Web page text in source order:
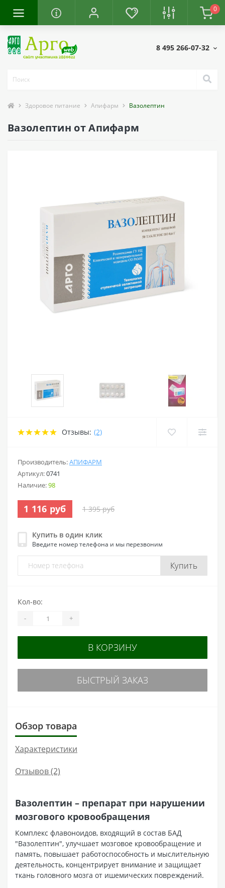
0
8 495 266-07-32
Здоровое питание Апифарм Вазолептин
Вазолептин от Апифарм
Отзывы: (2)
Производитель:АПИФАРМ
Артикул:0741
Наличие:98
1 116 руб 1 395 руб
Купить в один клик
Введите номер телефона и мы перезвоним
Купить
Кол-во:
- +
В КОРЗИНУ
БЫСТРЫЙ ЗАКАЗ
Обзор товара
Характеристики
Отзывов (2)
Вазолептин – препарат при нарушении
мозгового кровообращения
Комплекс флавоноидов, входящий в состав БАД
"Вазолептин", улучшает мозговое кровообращение и
память, повышает работоспособность и мыслительную
деятельность, концентрирует внимание и защищает
ткань головного мозга от ишемических повреждений.